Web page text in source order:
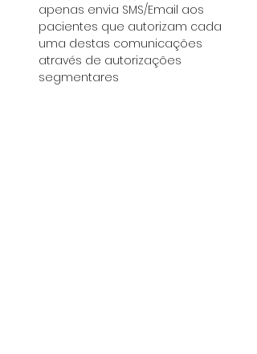
apenas envia SMS/Email aos
pacientes que autorizam cada
uma destas comunicações
através de autorizações
segmentares